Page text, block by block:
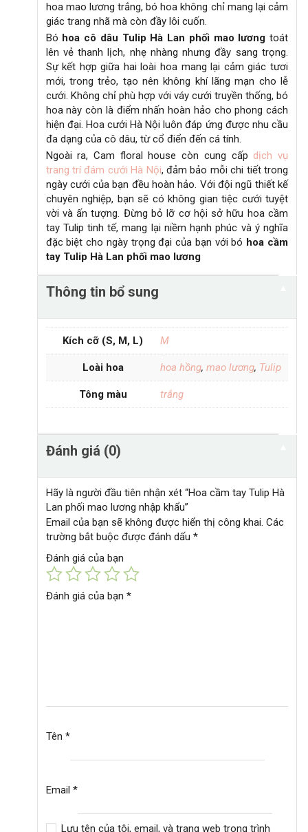
hoa mao lương trắng, bó hoa không chỉ mang lại cảm
giác trang nhã mà còn đầy lôi cuốn.
Bó hoa cô dâu Tulip Hà Lan phối mao lương toát
lên vẻ thanh lịch, nhẹ nhàng nhưng đầy sang trọng.
Sự kết hợp giữa hai loài hoa mang lại cảm giác tươi
mới, trong trẻo, tạo nên không khí lãng mạn cho lễ
cưới. Không chỉ phù hợp với váy cưới truyền thống, bó
hoa này còn là điểm nhấn hoàn hảo cho phong cách
hiện đại. Hoa cưới Hà Nội luôn đáp ứng được nhu cầu
đa dạng của cô dâu, từ cổ điển đến cá tính.
Ngoài ra, Cam floral house còn cung cấp dịch vụ
trang trí đám cưới Hà Nội, đảm bảo mỗi chi tiết trong
ngày cưới của bạn đều hoàn hảo. Với đội ngũ thiết kế
chuyên nghiệp, bạn sẽ có không gian tiệc cưới tuyệt
vời và ấn tượng. Đừng bỏ lỡ cơ hội sở hữu hoa cầm
tay Tulip tinh tế, mang lại niềm hạnh phúc và ý nghĩa
đặc biệt cho ngày trọng đại của bạn với bó hoa cầm
tay Tulip Hà Lan phối mao lương
Thông tin bổ sung
Kích cỡ (S, M, L) M
Loài hoa hoa hồng, mao lương, Tulip
Tông màu trắng
Đánh giá (0)
Hãy là người đầu tiên nhận xét “Hoa cầm tay Tulip Hà
Lan phối mao lương nhập khẩu”
Email của bạn sẽ không được hiển thị công khai. Các
trường bắt buộc được đánh dấu *
Đánh giá của bạn
Đánh giá của bạn *
Tên *
Email *
Lưu tên của tôi, email, và trang web trong trình